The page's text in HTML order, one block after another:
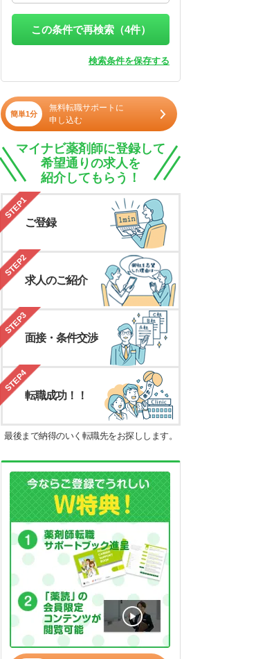
この条件で再検索（4件）
検索条件を保存する
簡単1分
無料転職サポートに
申し込む
マイナビ薬剤師に登録して
希望通りの求人を
紹介してもらう！
STEP1
ご登録
STEP2
求人のご紹介
STEP3
面接・条件交渉
STEP4
転職成功！！
最後まで納得のいく転職先をお探しします。